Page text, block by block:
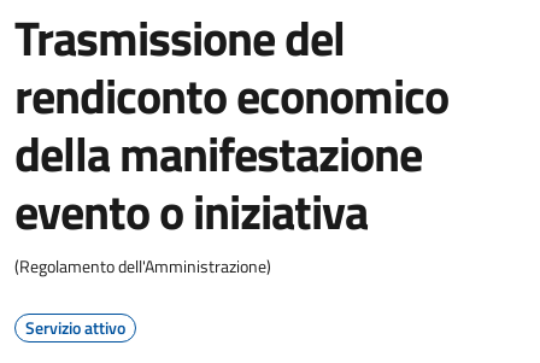
Trasmissione del
rendiconto economico
della manifestazione
evento o iniziativa
(Regolamento dell'Amministrazione)
Servizio attivo